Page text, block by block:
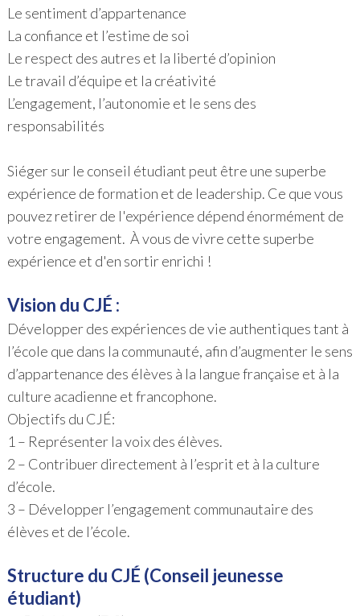
Le sentiment d’appartenance
La confiance et l’estime de soi
Le respect des autres et la liberté d’opinion
Le travail d’équipe et la créativité
L’engagement, l’autonomie et le sens des
responsabilités
Siéger sur le conseil étudiant peut être une superbe
expérience de formation et de leadership. Ce que vous
pouvez retirer de l'expérience dépend énormément de
votre engagement. À vous de vivre cette superbe
expérience et d'en sortir enrichi !
Vision du CJÉ :
Développer des expériences de vie authentiques tant à
l’école que dans la communauté, afin d’augmenter le sens
d’appartenance des élèves à la langue française et à la
culture acadienne et francophone.
Objectifs du CJÉ:
1 – Représenter la voix des élèves.
2 – Contribuer directement à l’esprit et à la culture
d’école.
3 – Développer l’engagement communautaire des
élèves et de l’école.
Structure du CJÉ (Conseil jeunesse
étudiant)